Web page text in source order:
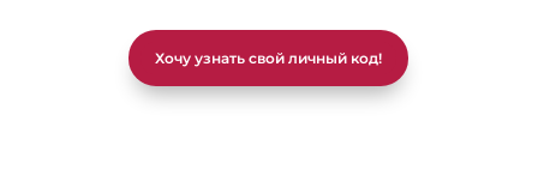
Хочу узнать свой личный код!